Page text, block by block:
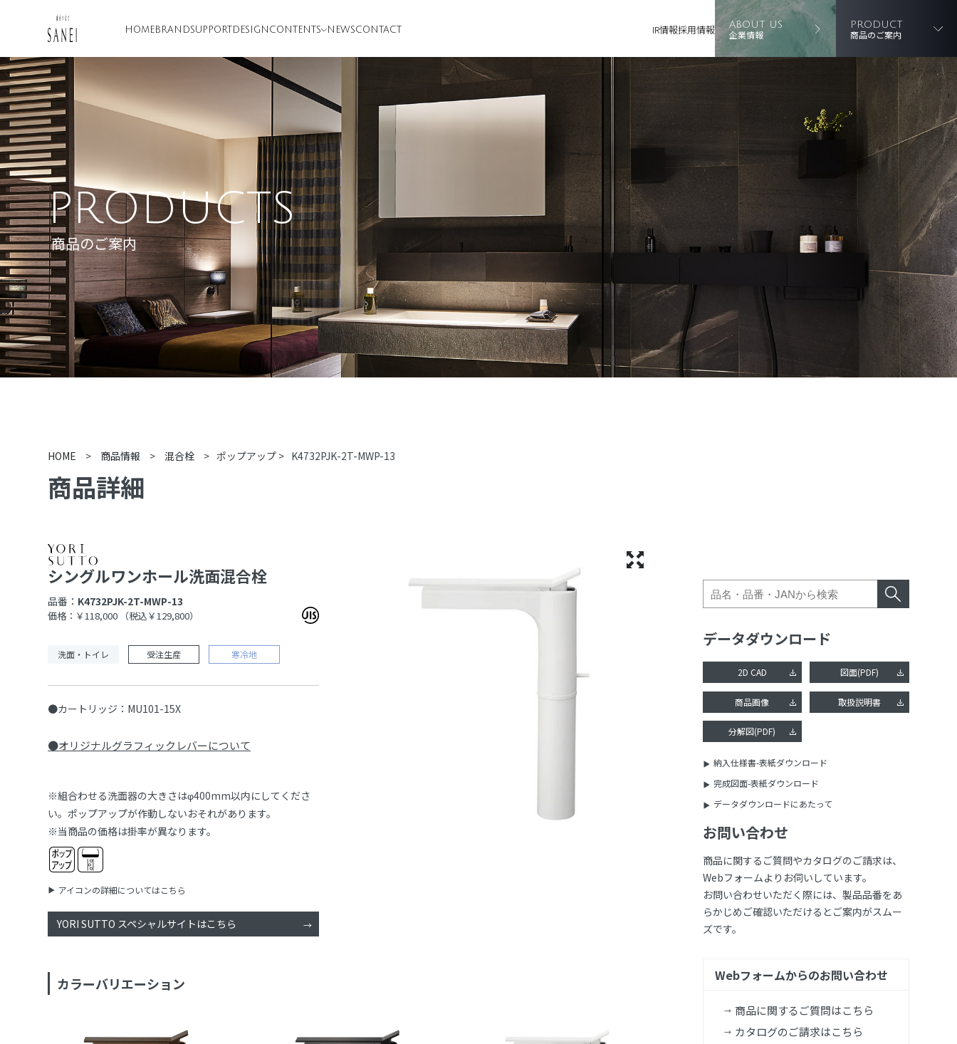
HOME BRANDSUPPORT DESIGN CONTENTS NEWSCONTACT IR情報採用情報 ABOUT US
企業情報
PRODUCT
商品のご案内
PRODUCTS
商品のご案内
HOME > 商品情報 > 混合栓 > ポップアップ > K4732PJK-2T-MWP-13
商品詳細
シングルワンホール洗面混合栓
品番： K4732PJK-2T-MWP-13
価格：￥118,000 （税込￥129,800）
洗面・トイレ 受注生産 寒冷地
●カートリッジ：MU101-15X
●オリジナルグラフィックレバーについて
※組合わせる洗面器の大きさはφ400mm以内にしてくださ
い。ポップアップが作動しないおそれがあります。
※当商品の価格は掛率が異なります。
アイコンの詳細についてはこちら
YORI SUTTO スペシャルサイトはこちら
カラーバリエーション
データダウンロード
2D CAD 図面(PDF)
商品画像 取扱説明書
分解図(PDF)
納入仕様書-表紙ダウンロード
完成図面-表紙ダウンロード
データダウンロードにあたって
お問い合わせ
商品に関するご質問やカタログのご請求は、
Webフォームよりお伺いしています。
お問い合わせいただく際には、製品品番をあ
らかじめご確認いただけるとご案内がスムー
ズです。
Webフォームからのお問い合わせ
商品に関するご質問はこちら
カタログのご請求はこちら